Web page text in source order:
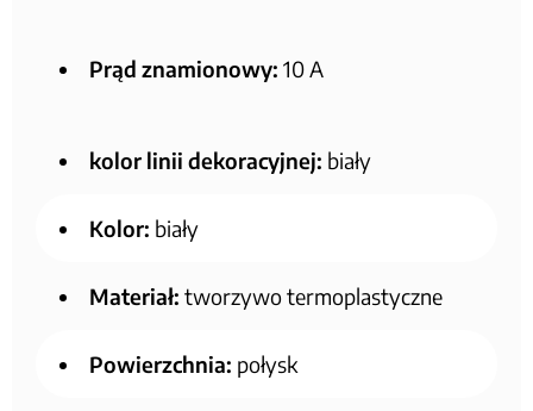
Prąd znamionowy: 10 A
kolor linii dekoracyjnej: biały
Kolor: biały
Materiał: tworzywo termoplastyczne
Powierzchnia: połysk